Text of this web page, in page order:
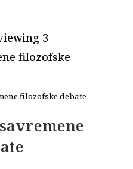
filozofske debate